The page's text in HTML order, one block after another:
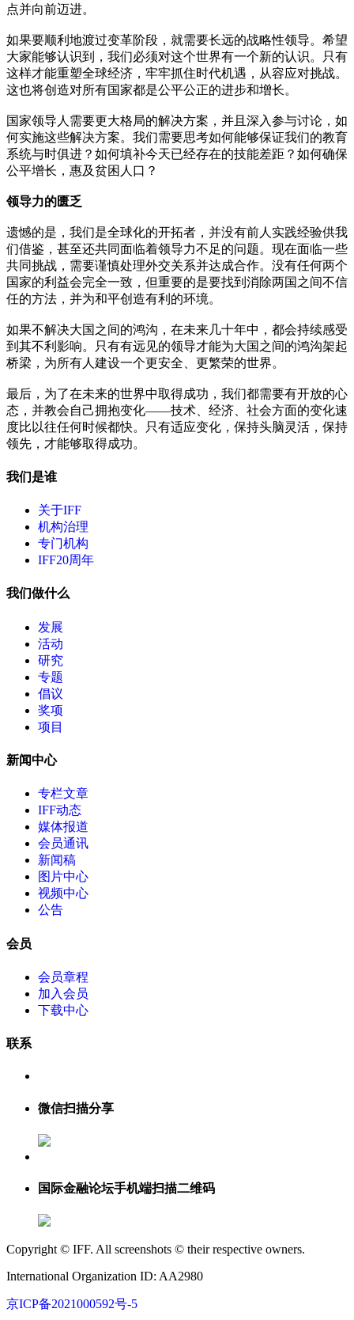
点并向前迈进。
如果要顺利地渡过变革阶段，就需要长远的战略性领导。希望
大家能够认识到，我们必须对这个世界有一个新的认识。只有
这样才能重塑全球经济，牢牢抓住时代机遇，从容应对挑战。
这也将创造对所有国家都是公平公正的进步和增长。
国家领导人需要更大格局的解决方案，并且深入参与讨论，如
何实施这些解决方案。我们需要思考如何能够保证我们的教育
系统与时俱进？如何填补今天已经存在的技能差距？如何确保
公平增长，惠及贫困人口？
领导力的匮乏
遗憾的是，我们是全球化的开拓者，并没有前人实践经验供我
们借鉴，甚至还共同面临着领导力不足的问题。现在面临一些
共同挑战，需要谨慎处理外交关系并达成合作。没有任何两个
国家的利益会完全一致，但重要的是要找到消除两国之间不信
任的方法，并为和平创造有利的环境。
如果不解决大国之间的鸿沟，在未来几十年中，都会持续感受
到其不利影响。只有有远见的领导才能为大国之间的鸿沟架起
桥梁，为所有人建设一个更安全、更繁荣的世界。
最后，为了在未来的世界中取得成功，我们都需要有开放的心
态，并教会自己拥抱变化——技术、经济、社会方面的变化速
度比以往任何时候都快。只有适应变化，保持头脑灵活，保持
领先，才能够取得成功。
我们是谁
关于IFF
机构治理
专门机构
IFF20周年
我们做什么
发展
活动
研究
专题
倡议
奖项
项目
新闻中心
专栏文章
IFF动态
媒体报道
会员通讯
新闻稿
图片中心
视频中心
公告
会员
会员章程
加入会员
下载中心
联系
微信扫描分享
国际金融论坛手机端扫描二维码
Copyright © IFF. All screenshots © their respective owners.
International Organization ID: AA2980
京ICP备2021000592号-5